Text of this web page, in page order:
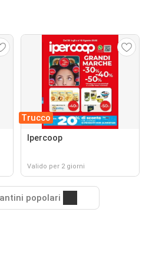
Trucco
Ipercoop
Valido per 2 giorni
popolari